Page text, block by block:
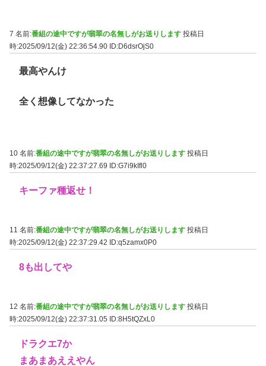
7 名前:番組の途中ですが翡翠の名無しがお送りします 投稿日
時:2025/09/12(金) 22:36:54.90 ID:D6dsrOjS0
最高やんけ
全く想像してなかった
10 名前:番組の途中ですが翡翠の名無しがお送りします 投稿日
時:2025/09/12(金) 22:37:27.69
ID:G7i9kIfl0
キーファ種返せ！
11 名前:番組の途中ですが翡翠の名無しがお送りします 投稿日
時:2025/09/12(金) 22:37:29.42
ID:q5zamx0P0
8も出してや
12 名前:番組の途中ですが翡翠の名無しがお送りします 投稿日
時:2025/09/12(金) 22:37:31.05 ID:8H5tQZxL0
ドラクエ7か
まあまあええやん